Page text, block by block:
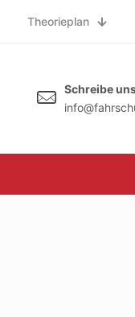
Theorieplan
Schreibe